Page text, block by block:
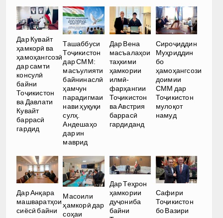
Дар Кувайт
ҳамкорӣ ва
ҳамоҳангсозӣ
дар самти
консулӣ
байни
Тоҷикистон
ва Давлати
Кувайт
баррасӣ
гардид
Ташаббуси
Тоҷикистон
дар СММ:
масъулияти
байнинаслӣ
ҳамчун
парадигмаи
нави ҳуқуқи
сулҳ.
Андешаҳо
дар ин
маврид
Дар Вена
масъалаҳои
таҳкими
ҳамкории
илмӣ-
фарҳангии
Тоҷикистон
ва Австрия
баррасӣ
гардиданд
Сироҷиддин
Муҳриддин
бо
ҳамоҳангсози
доимии
СММ дар
Тоҷикистон
мулоқот
намуд
Дар Анқара
машваратҳои
сиёсӣ байни
Масоили
ҳамкорӣ дар
соҳаи
Дар Теҳрон
ҳамкории
дуҷониба
байни
Сафири
Тоҷикистон
бо Вазири